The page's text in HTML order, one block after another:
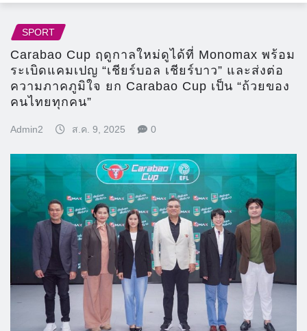
SPORT
Carabao Cup ฤดูกาลใหม่ดูได้ที่ Monomax พร้อม
ระเบิดแคมเปญ “เชียร์บอล เชียร์บาว” และส่งต่อ
ความภาคภูมิใจ ยก Carabao Cup เป็น “ถ้วยของ
คนไทยทุกคน”
Admin2 ส.ค. 9, 2025 0